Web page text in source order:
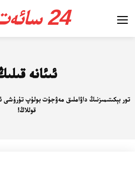
24 سائەت
ئىئانە
تور بېكىتىمىزنىڭ داۋاملىق مەۋجۇت بولۇپ تۇرۇشى
قوللاڭ!